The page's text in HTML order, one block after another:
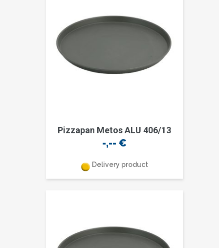
Pizzapan Metos ALU 406/13
-,-- €
Delivery product